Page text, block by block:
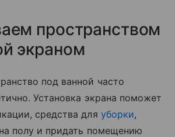
пространством
экраном
под ванной часто
Установка экрана поможет
средства для уборки,
полу и придать помещению